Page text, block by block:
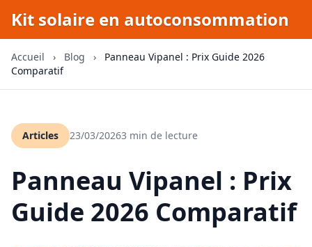
Kit solaire en autoconsommation
Accueil › Blog ›
Panneau Vipanel : Prix Guide 2026
Comparatif
Articles 23/03/20263 min de lecture
Panneau Vipanel : Prix
Guide 2026 Comparatif